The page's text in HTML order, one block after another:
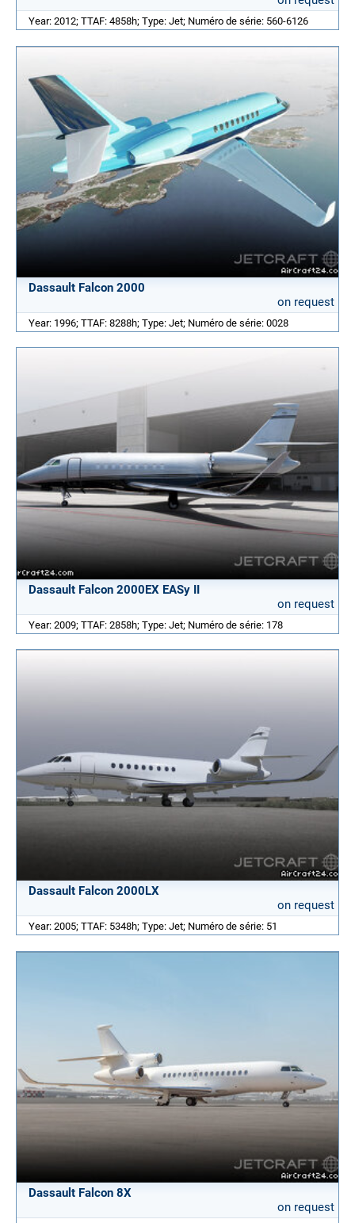
Year: 2012; TTAF: 4858h; Type: Jet; Numéro de série: 560-6126
Dassault Falcon 2000
on request
Year: 1996; TTAF: 8288h; Type: Jet; Numéro de série: 0028
Dassault Falcon 2000EX EASy II
on request
Year: 2009; TTAF: 2858h; Type: Jet; Numéro de série: 178
Dassault Falcon 2000LX
on request
Year: 2005; TTAF: 5348h; Type: Jet; Numéro de série: 51
Dassault Falcon 8X
on request